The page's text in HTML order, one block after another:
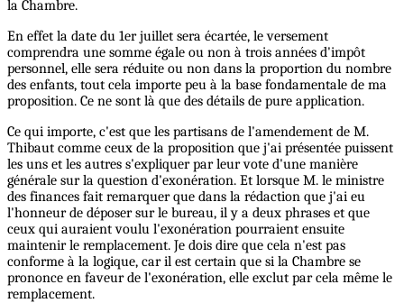
la Chambre.
En effet la date du 1er juillet sera écartée, le versement
comprendra une somme égale ou non à trois années d'impôt
personnel, elle sera réduite ou non dans la proportion du nombre
des enfants, tout cela importe peu à la base fondamentale de ma
proposition. Ce ne sont là que des détails de pure application.
Ce qui importe, c'est que les partisans de l'amendement de M.
Thibaut comme ceux de la proposition que j'ai présentée puissent
les uns et les autres s'expliquer par leur vote d'une manière
générale sur la question d'exonération. Et lorsque M. le ministre
des finances fait remarquer que dans la rédaction que j'ai eu
l'honneur de déposer sur le bureau, il y a deux phrases et que
ceux qui auraient voulu l'exonération pourraient ensuite
maintenir le remplacement. Je dois dire que cela n'est pas
conforme à la logique, car il est certain que si la Chambre se
prononce en faveur de l'exonération, elle exclut par cela même le
remplacement.